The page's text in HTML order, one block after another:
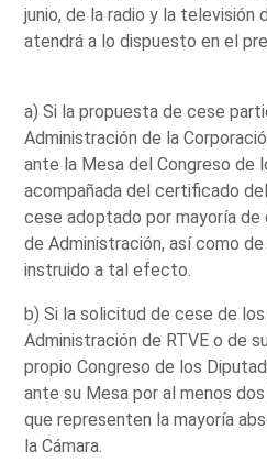
junio, de la radio y la
atendrá a lo dispuesto en el
a) Si la propuesta de cese
Administración de la
ante la Mesa del Congreso de
acompañada del certificado
cese adoptado por mayoría
de Administración, así como
instruido a tal efecto.
b) Si la solicitud de cese de
Administración de RTVE o de
propio Congreso de los
ante su Mesa por al menos
que representen la mayoría
la Cámara.